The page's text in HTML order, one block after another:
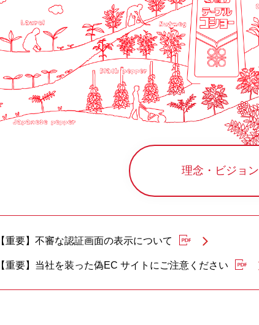
理念・ビジョン
【重要】不審な認証画面の表示について
【重要】当社を装った偽EC サイトにご注意ください